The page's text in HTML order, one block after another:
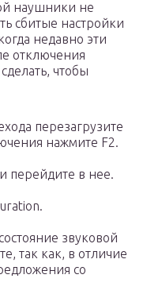
наушники не
сбитые настройки
недавно эти
отключения
чтобы
перезагрузите
нажмите F2.
перейдите в нее.
звуковой
так как, в отличие
со